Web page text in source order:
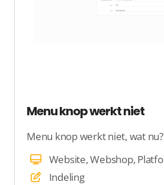
Menu knop werkt niet
Menu knop werkt niet, wat nu?
Indeling